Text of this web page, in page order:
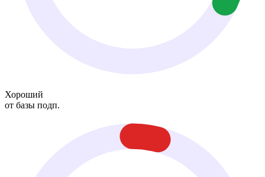
Хороший
от базы подп.